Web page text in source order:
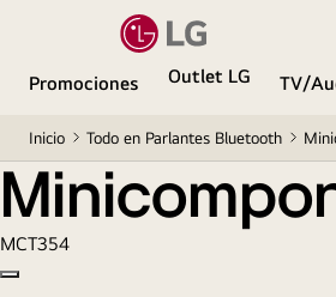
Promociones Outlet LG TV/
Inicio Todo en Parlantes Bluetooth
Minicomponente LG.
MCT354
Copy model name